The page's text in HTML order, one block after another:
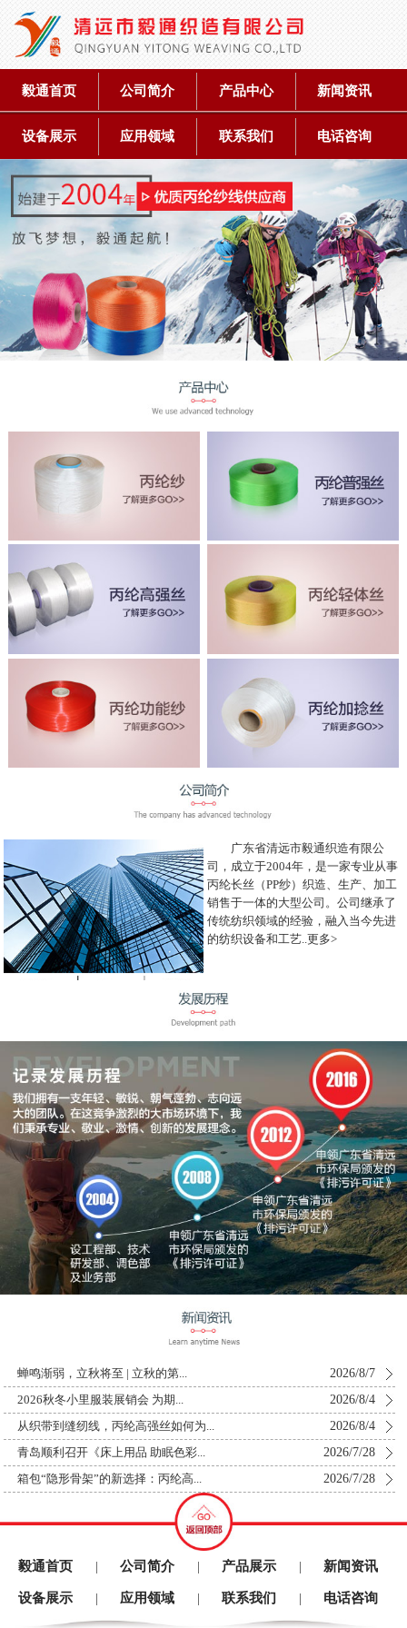
毅通首页 公司简介 产品中心 新闻资讯
设备展示 应用领域 联系我们 电话咨询
广东省清远市毅通织造有限公
司，成立于2004年，是一家专业从事
丙纶长丝（PP纱）织造、生产、加工
销售于一体的大型公司。公司继承了
传统纺织领域的经验，融入当今先进
的纺织设备和工艺..更多>
蝉鸣渐弱，立秋将至 | 立秋的第... 2026/8/7
2026秋冬小里服装展销会 为期... 2026/8/4
从织带到缝纫线，丙纶高强丝如何为... 2026/8/4
青岛顺利召开《床上用品 助眠色彩... 2026/7/28
箱包“隐形骨架”的新选择：丙纶高... 2026/7/28
毅通首页 公司简介 产品展示 新闻资讯
设备展示 应用领域 联系我们 电话咨询